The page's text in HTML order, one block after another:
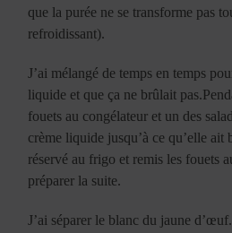
que la purée ne se transforme pas
refroidissant).
J’ai mélangé de temps en temps
liquide et que ça ne brûlait
fouets au congélateur et un des
crème liquide jusqu’à ce qu’elle ait
réservé au frigo et remis les fouets
préparer la suite.
J’ai séparer le blanc du jaune